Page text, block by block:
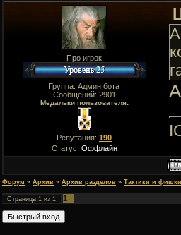
Про игрок
Группа: Админ бота
Сообщений: 2901
Медальки пользователя:
Репутация: 190
Статус: Оффлайн
Форум » Архив » Архив разделов » Тактики и фишки
Страница 1 из 1 1